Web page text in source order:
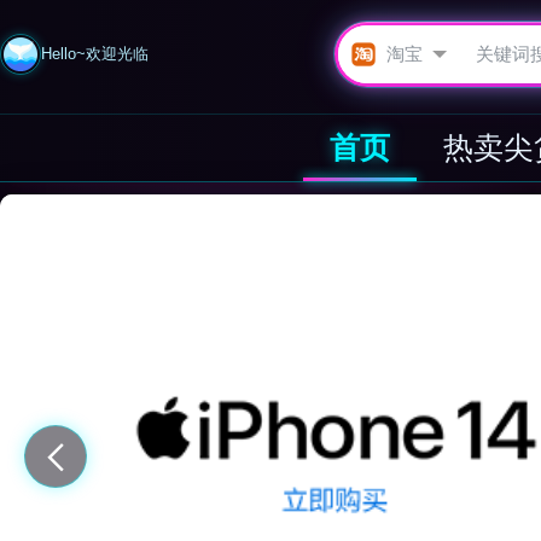
Hello~欢迎光临
首页 热卖尖
